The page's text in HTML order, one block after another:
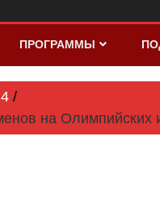
ПРОГРАММЫ
4
на Олимпийских